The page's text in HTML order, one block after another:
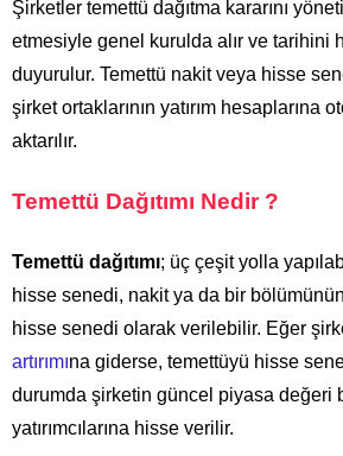
Şirketler temettü dağıtma kararını
etmesiyle genel kurulda alır ve tarihini
duyurulur. Temettü nakit veya hisse
şirket ortaklarının yatırım hesaplarına
aktarılır.
Temettü Dağıtımı Nedir ?
Temettü dağıtımı; üç çeşit yolla
hisse senedi, nakit ya da bir
hisse senedi olarak verilebilir. Eğer
artırımına giderse, temettüyü hisse
durumda şirketin güncel piyasa değeri
yatırımcılarına hisse verilir.